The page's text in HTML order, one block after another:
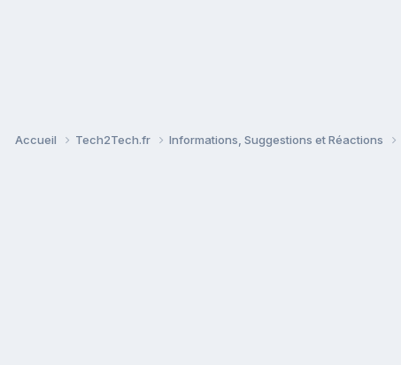
Accueil Tech2Tech.fr Informations, Suggestions et Réactions